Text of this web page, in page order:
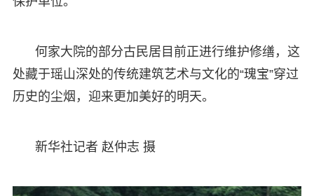
何家大院的部分古民居目前正进行维护修缮，这
处藏于瑶山深处的传统建筑艺术与文化的“瑰宝”穿过
历史的尘烟，迎来更加美好的明天。
新华社记者 赵仲志 摄